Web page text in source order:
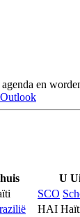
en
U
SCO
HAI